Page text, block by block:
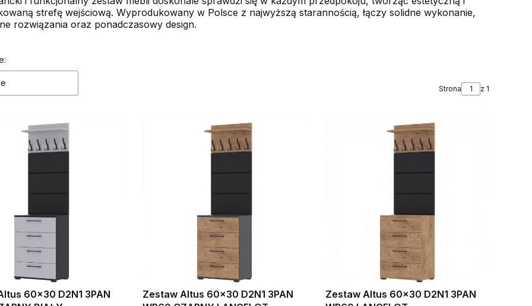
strefę wejściową. Wyprodukowany w Polsce z najwyższą starannością, łączy solidne wykonanie,
rozwiązania oraz ponadczasowy design.
Strona z 1
3PAN
Zestaw Altus 60x30 D2N1 3PAN
Zestaw Altus 60x30 D2N1 3PAN